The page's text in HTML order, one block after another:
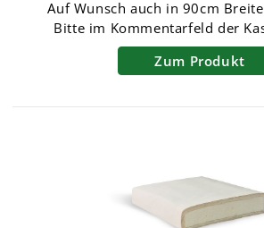
Auf Wunsch auch in 90cm
Bitte im Kommentarfeld der
Zum Produkt